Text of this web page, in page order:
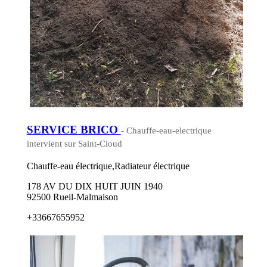
SERVICE BRICO - Chauffe-eau-electrique
intervient sur Saint-Cloud
Chauffe-eau électrique,Radiateur électrique
178 AV DU DIX HUIT JUIN 1940
92500 Rueil-Malmaison
+33667655952